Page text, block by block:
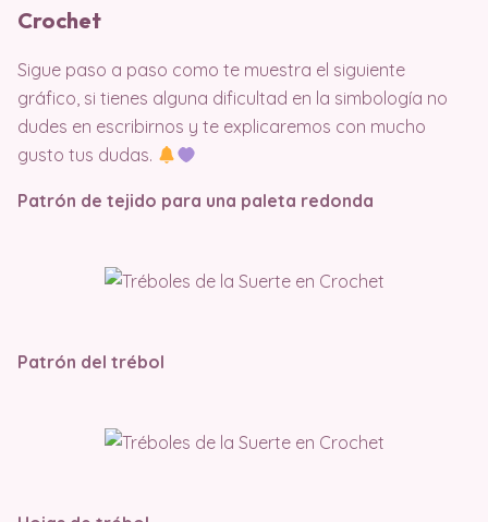
Crochet
Sigue paso a paso como te muestra el siguiente
gráfico, si tienes alguna dificultad en la simbología no
dudes en escribirnos y te explicaremos con mucho
gusto tus dudas.
Patrón de tejido para una paleta redonda
Patrón del trébol